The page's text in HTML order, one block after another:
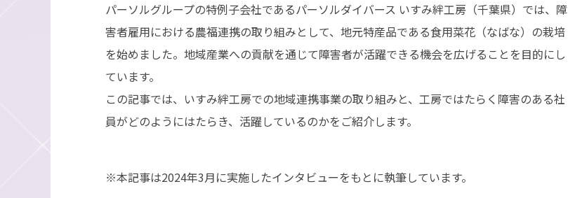
パーソルグループの特例子会社であるパーソルダイバース いすみ絆工房（千葉県）では、障
害者雇用における農福連携の取り組みとして、地元特産品である食用菜花（なばな）の栽培
を始めました。地域産業への貢献を通じて障害者が活躍できる機会を広げることを目的にし
ています。
この記事では、いすみ絆工房での地域連携事業の取り組みと、工房ではたらく障害のある社
員がどのようにはたらき、活躍しているのかをご紹介します。
※本記事は2024年3月に実施したインタビューをもとに執筆しています。